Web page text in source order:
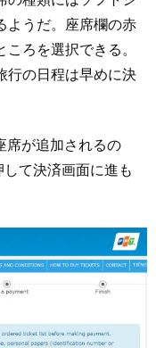
ようだ。座席欄の赤
ろを選択できる。
行の日程は早めに決
席が追加されるの
て決済画面に進も